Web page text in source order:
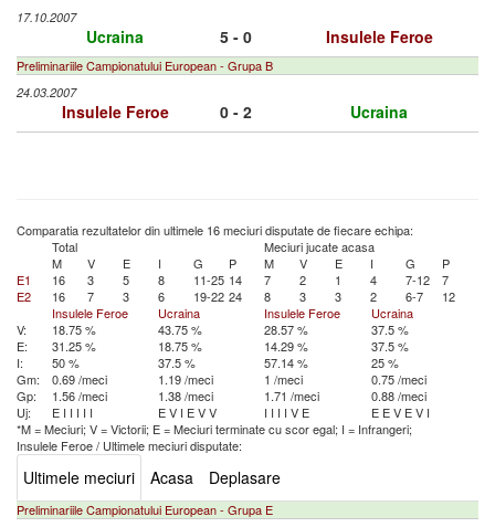
17.10.2007
Ucraina 5 - 0 Insulele Feroe
Preliminariile Campionatului European - Grupa B
24.03.2007
Insulele Feroe 0 - 2 Ucraina
Comparatia rezultatelor din ultimele 16 meciuri disputate de fiecare echipa:
Total
Meciuri jucate acasa
M
V E I G P M V E I G
P
E1
16 3 5 8 11-25 14 7 2 1 4 7-12
7
E2
16 7 3 6 19-22 24 8 3 3 2 6-7
12
Insulele Feroe
Ucraina Insulele Feroe
Ucraina
V:
18.75 % 43.75 % 28.57 %
37.5 %
E:
31.25 % 18.75 % 14.29 %
37.5 %
I:
50 % 37.5 % 57.14 %
25 %
Gm:
0.69 /meci 1.19 /meci 1 /meci
0.75 /meci
Gp:
1.56 /meci 1.38 /meci 1.71 /meci
0.88 /meci
Uj:
E I I I I I EV I EVV I I I I V E E EV EV I
*M = Meciuri; V = Victorii; E = Meciuri terminate cu scor egal; I = Infrangeri;
Insulele Feroe/ Ultimele meciuri disputate:
Ultimele meciuri Acasa Deplasare
Preliminariile Campionatului European - Grupa E